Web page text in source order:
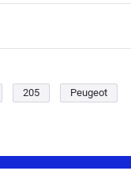
205 Peugeot